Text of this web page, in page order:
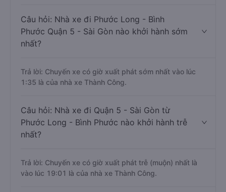
Câu hỏi: Nhà xe đi Phước Long - Bình
Phước Quận 5 - Sài Gòn nào khởi hành sớm
nhất?
Trả lời: Chuyến xe có giờ xuất phát sớm nhất vào lúc
1:35 là của nhà xe Thành Công.
Câu hỏi: Nhà xe đi Quận 5 - Sài Gòn từ
Phước Long - Bình Phước nào khởi hành trễ
nhất?
Trả lời: Chuyến xe có giờ xuất phát trễ (muộn) nhất là
vào lúc 19:01 là của nhà xe Thành Công.